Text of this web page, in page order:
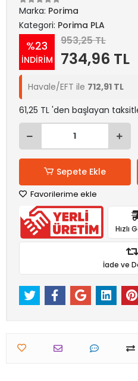
Marka: Porima
Kategori: Porima PLA
%23
İNDİRİM
953,25 TL
734,96 TL
Havale/EFT ile 712,91 TL
61,25 TL 'den başlayan
Sepete Ekle
Favorilerime ekle
Hızlı
İade ve